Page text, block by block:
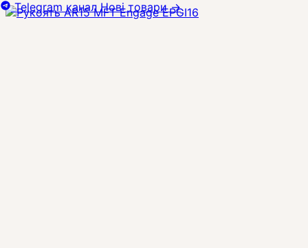
Telegram канал Нові товари→